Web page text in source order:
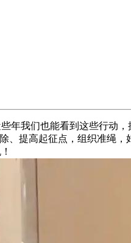
我们也能看到这些行动
、提高起征点，组织准绳